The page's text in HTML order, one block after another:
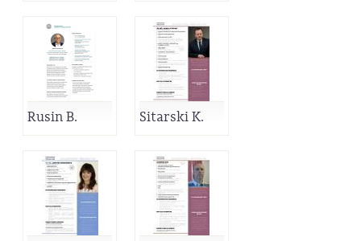
Rusin B. Sitarski K.